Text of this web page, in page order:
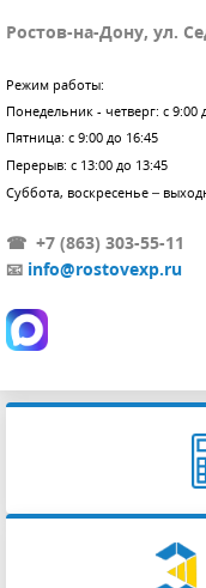
Ростов-на-Дону, ул.
Режим работы:
Понедельник - четверг: с 9:00
Пятница: с 9:00 до 16:45
Перерыв: с 13:00 до 13:45
Суббота, воскресенье –
☎ +7 (863) 303-55-11
📧 info@rostovexp.ru